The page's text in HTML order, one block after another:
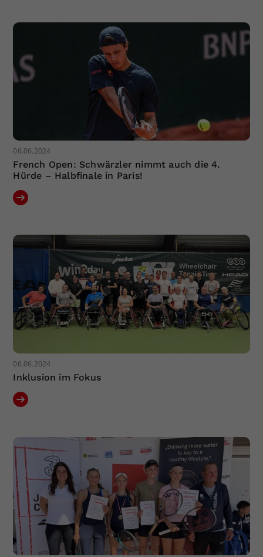
06.06.2024
French Open: Schwärzler nimmt auch die 4.
Hürde – Halbfinale in Paris!
06.06.2024
Inklusion im Fokus
Zweck
Einstellungen. Unter anderem eine
zufällig generierte ID, für die
historische Speicherung Ihrer
vorgenommen Einstellungen, falls der
Webseiten-Betreiber dies eingestellt
hat.